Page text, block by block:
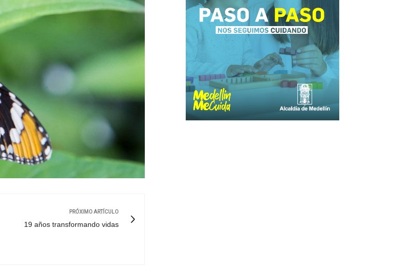
PRÓXIMO ARTÍCULO
19 años transformando vidas